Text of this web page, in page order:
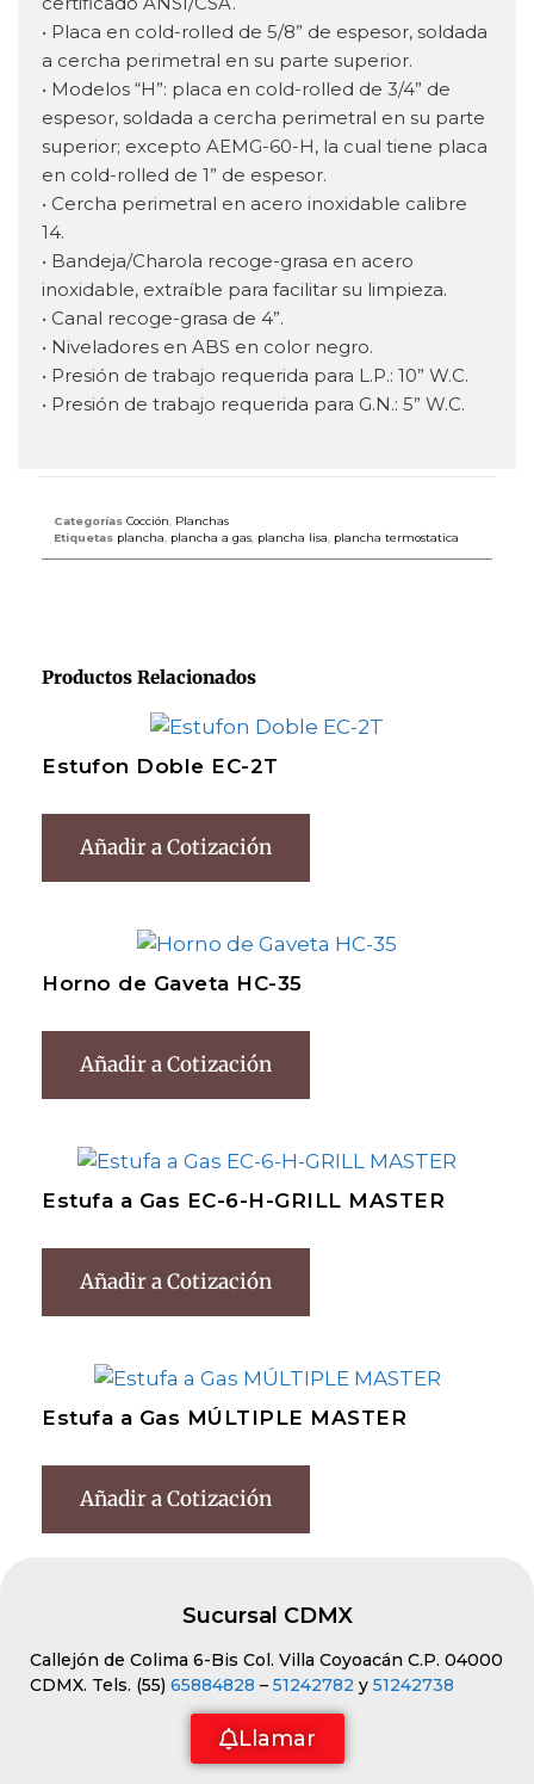
• Placa en cold-rolled de 5/8” de espesor, soldada
a cercha perimetral en su parte superior.
• Modelos “H”: placa en cold-rolled de 3/4” de
espesor, soldada a cercha perimetral en su parte
superior; excepto AEMG-60-H, la cual tiene placa
en cold-rolled de 1” de espesor.
• Cercha perimetral en acero inoxidable calibre
14.
• Bandeja/Charola recoge-grasa en acero
inoxidable, extraíble para facilitar su limpieza.
• Canal recoge-grasa de 4”.
• Niveladores en ABS en color negro.
• Presión de trabajo requerida para L.P.: 10” W.C.
• Presión de trabajo requerida para G.N.: 5” W.C.
Categorías Cocción, Planchas
Etiquetas plancha, plancha a gas, plancha lisa, plancha termostatica
Productos Relacionados
Estufon Doble EC-2T
Añadir a Cotización
Horno de Gaveta HC-35
Añadir a Cotización
Estufa a Gas EC-6-H-GRILL MASTER
Añadir a Cotización
Estufa a Gas MÚLTIPLE MASTER
Añadir a Cotización
Sucursal CDMX
Callejón de Colima 6-Bis Col. Villa Coyoacán C.P. 04000
CDMX. Tels. (55) 65884828 – 51242782 y 51242738
Llamar